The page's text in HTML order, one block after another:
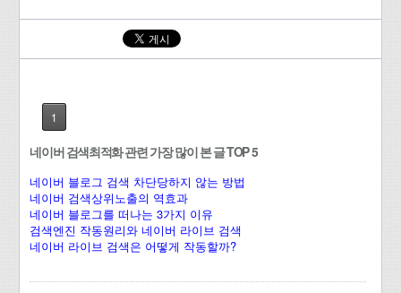
1
네이버 검색최적화 관련 가장 많이 본 글 TOP 5
네이버 블로그 검색 차단당하지 않는 방법
네이버 검색상위노출의 역효과
네이버 블로그를 떠나는 3가지 이유
검색엔진 작동원리와 네이버 라이브 검색
네이버 라이브 검색은 어떻게 작동할까?